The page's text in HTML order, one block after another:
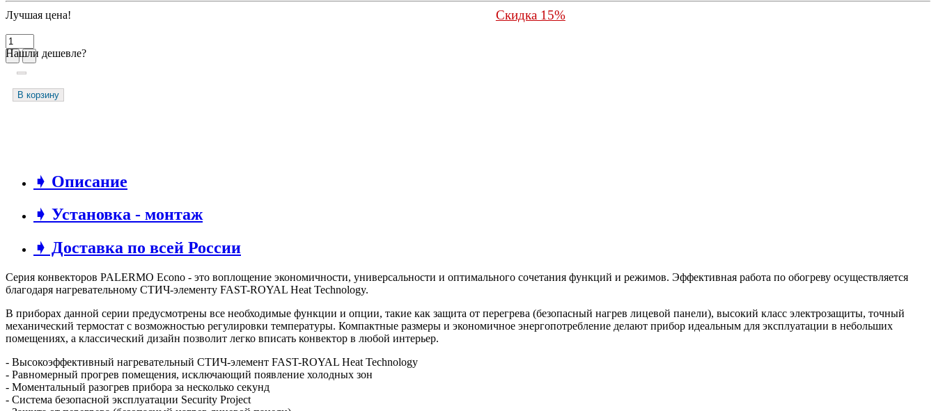
Лучшая цена!
Нашли дешевле?
Скидка 15%
В корзину
➧ Описание
➧ Установка - монтаж
➧ Доставка по всей России
Серия конвекторов PALERMO Econo - это воплощение экономичности, универсальности и оптимального сочетания функций и режимов. Эффективная работа по обогреву осуществляется
благодаря нагревательному CТИЧ-элементу FAST-ROYAL Heat Technology.
В приборах данной серии предусмотрены все необходимые функции и опции, такие как защита от перегрева (безопасный нагрев лицевой панели), высокий класс электрозащиты, точный
механический термостат с возможностью регулировки температуры. Компактные размеры и экономичное энергопотребление делают прибор идеальным для эксплуатации в небольших
помещениях, а классический дизайн позволит легко вписать конвектор в любой интерьер.
- Высокоэффективный нагревательный СТИЧ-элемент FAST-ROYAL Heat Technology
- Равномерный прогрев помещения, исключающий появление холодных зон
- Моментальный разогрев прибора за несколько секунд
- Система безопасной эксплуатации Security Project